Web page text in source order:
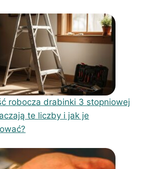
robocza drabinki 3 stopniowej
te liczby i jak je